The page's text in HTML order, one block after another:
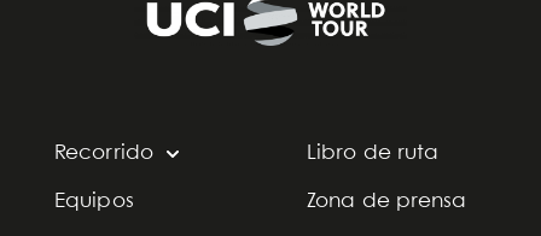
Recorrido
Equipos
Libro de ruta
Zona de prensa